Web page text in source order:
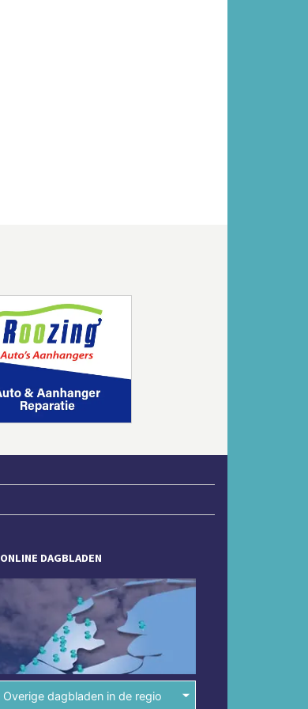
ONLINE DAGBLADEN
Overige dagbladen in de regio